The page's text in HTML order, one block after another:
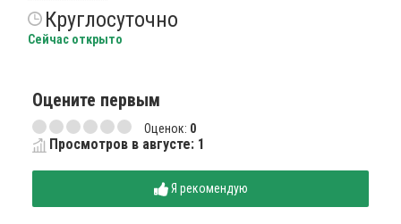
Круглосуточно
Сейчас открыто
Оцените первым
Оценок: 0
Просмотров в августе: 1
Я рекомендую